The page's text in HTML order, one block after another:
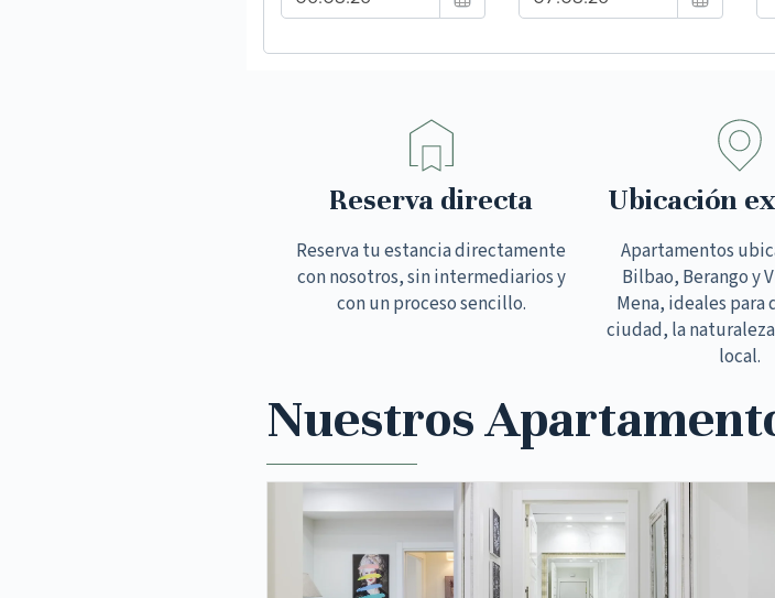
Reserva directa
Reserva tu estancia directamente
con nosotros, sin intermediarios y
con un proceso sencillo.
Ubicación
Apartamentos
Bilbao, Berango y
Mena, ideales para
ciudad, la
local.
Nuestros